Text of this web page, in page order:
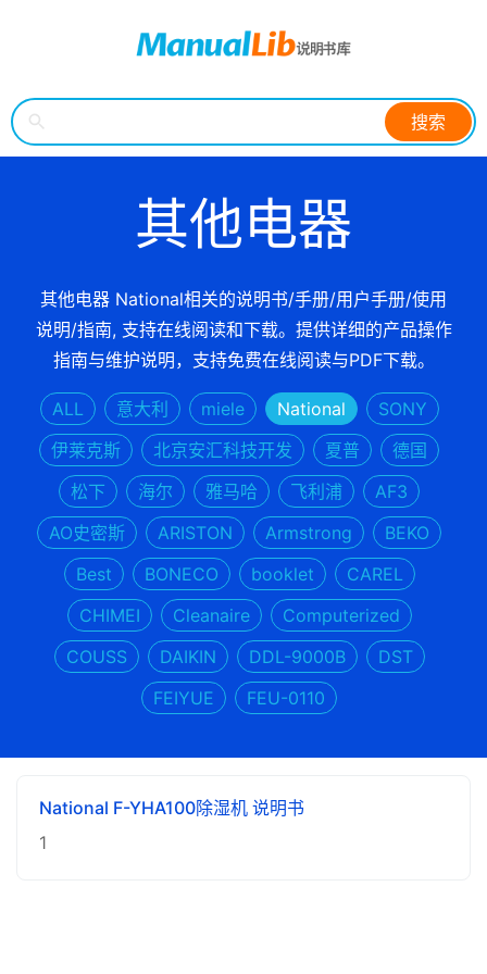
搜索
其他电器
其他电器 National相关的说明书/手册/用户手册/使用
说明/指南, 支持在线阅读和下载。提供详细的产品操作
指南与维护说明，支持免费在线阅读与PDF下载。
ALL 意大利 miele National
SONY
伊莱克斯
北京安汇科技开发 夏普
德国
松下
海尔 雅马哈 飞利浦
AF3
AO史密斯
ARISTON Armstrong
BEKO
Best
BONECO booklet
CAREL
CHIMEI
Cleanaire
Computerized
COUSS
DAIKIN DDL-9000B
DST
FEIYUE
FEU-0110
National F-YHA100除湿机 说明书
1